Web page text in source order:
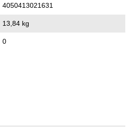
4050413021631
13,84 kg
0